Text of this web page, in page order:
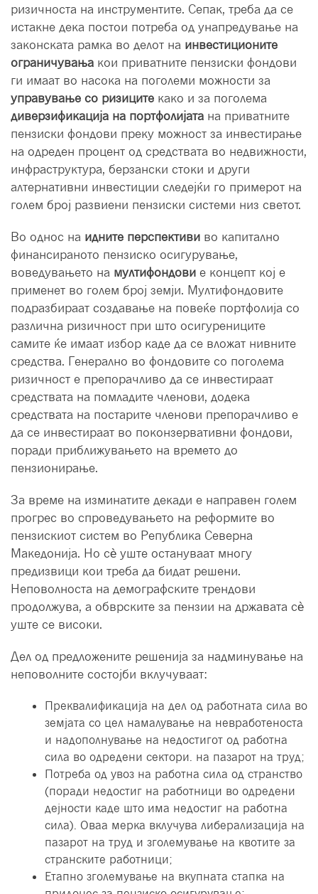
ризичноста на инструментите. Сепак, треба да се
истакне дека постои потреба од унапредување на
законската рамка во делот на инвестиционите
ограничувања кои приватните пензиски фондови
ги имаат во насока на поголеми можности за
управување со ризиците како и за поголема
диверзификација на портфолијата на приватните
пензиски фондови преку можност за инвестирање
на одреден процент од средствата во недвижности,
инфраструктура, берзански стоки и други
алтернативни инвестиции следејќи го примерот на
голем број развиени пензиски системи низ светот.
Во однос на идните перспективи во капитално
финансираното пензиско осигурување,
воведувањето на мултифондови е концепт кој е
применет во голем број земји. Мултифондовите
подразбираат создавање на повеќе портфолија со
различна ризичност при што осигурениците
самите ќе имаат избор каде да се вложат нивните
средства. Генерално во фондовите со поголема
ризичност е препорачливо да се инвестираат
средствата на помладите членови, додека
средствата на постарите членови препорачливо е
да се инвестираат во поконзервативни фондови,
поради приближувањето на времето до
пензионирање.
За време на изминатите декади е направен голем
прогрес во спроведувањето на реформите во
пензискиот систем во Република Северна
Македонија. Но сè уште остануваат многу
предизвици кои треба да бидат решени.
Неповолноста на демографските трендови
продолжува, а обврските за пензии на државата сè
уште се високи.
Дел од предложените решенија за надминување на
неповолните состојби вклучуваат:
Преквалификација на дел од работната сила во
земјата со цел намалување на невработеноста
и надополнување на недостигот од работна
сила во одредени сектори. на пазарот на труд;
Потреба од увоз на работна сила од странство
(поради недостиг на работници во одредени
дејности каде што има недостиг на работна
сила). Оваа мерка вклучува либерализација на
пазарот на труд и зголемување на квотите за
странските работници;
Етапно зголемување на вкупната стапка на